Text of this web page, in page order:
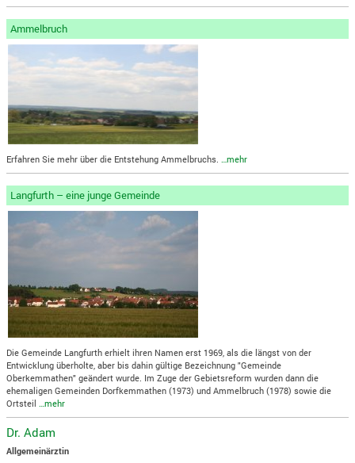
Ammelbruch
Erfahren Sie mehr über die Entstehung Ammelbruchs.…mehr
Langfurth – eine junge Gemeinde
Die Gemeinde Langfurth erhielt ihren Namen erst 1969, als die längst von der
Entwicklung überholte, aber bis dahin gültige Bezeichnung "Gemeinde
Oberkemmathen" geändert wurde. Im Zuge der Gebietsreform wurden dann die
ehemaligen Gemeinden Dorfkemmathen (1973) und Ammelbruch (1978) sowie die
Ortsteil…mehr
Dr. Adam
Allgemeinärztin